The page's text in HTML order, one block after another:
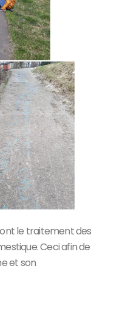
le traitement des
Ceci afin de
et son